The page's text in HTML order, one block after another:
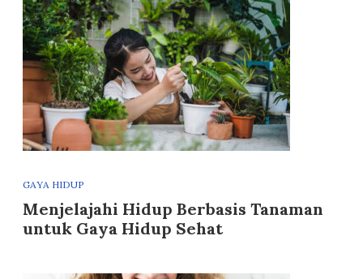
GAYA HIDUP
Menjelajahi Hidup Berbasis Tanaman
untuk Gaya Hidup Sehat